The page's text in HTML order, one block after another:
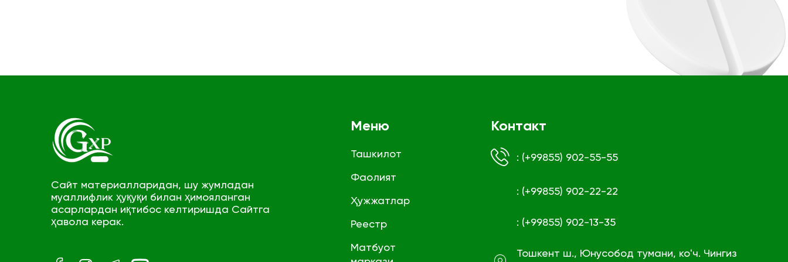
Сайт материалларидан, шу жумладан
муаллифлик ҳуқуқи билан ҳимояланган
асарлардан иқтибос келтиришда Сайтга
ҳавола керак.
Меню
Ташкилот
Фаолият
Ҳужжатлар
Реестр
Матбуот
Контакт
: (+99855) 902-55-55
: (+99855) 902-22-22
: (+99855) 902-13-35
Тошкент ш., Юнусобод тумани, коʻч. Чингиз